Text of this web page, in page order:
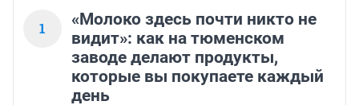
1
«Молоко здесь почти никто не
видит»: как на тюменском
заводе делают продукты,
которые вы покупаете каждый
день